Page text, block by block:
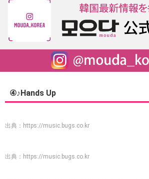
④♪Hands Up
出典： https://music.bugs.co.kr
出典： https://music.bugs.co.kr